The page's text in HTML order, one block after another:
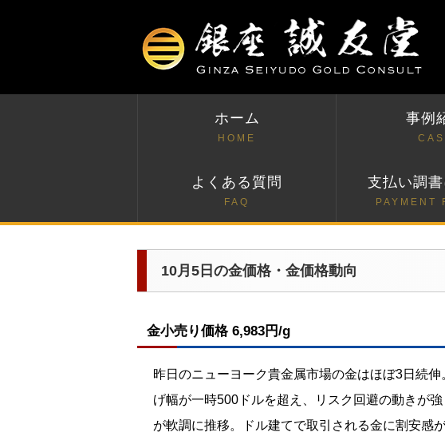
ホーム
HOME
事例
よくある質問
FAQ
支払い調
PAYMENT
10月5日の金価格・金価格動向
金小売り価格 6,983円/g
昨日のニューヨーク貴金属市場の金はほぼ3日続
げ幅が一時500ドルを超え、リスク回避の動きが
が軟調に推移。ドル建てで取引される金に割安感